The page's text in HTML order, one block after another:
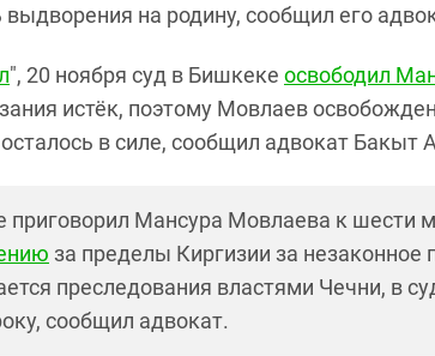
на родину, сообщил его
", 20 ноября суд в Бишкеке освободил
истёк, поэтому Мовлаев
в силе, сообщил адвокат Бакыт
приговорил Мансура Мовлаева к шести
за пределы Киргизии за незаконное
преследования властями Чечни, в
сообщил адвокат.